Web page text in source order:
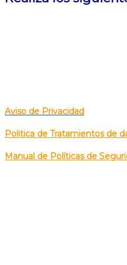
Aviso de Privacidad
Politica de Tratamientos de
Manual de Políticas de